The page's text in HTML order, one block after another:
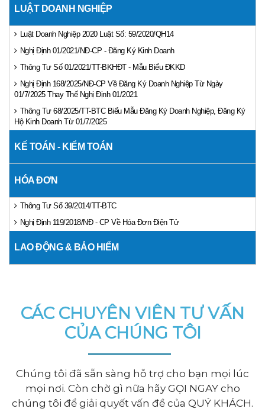
LUẬT DOANH NGHIỆP
Luật Doanh Nghiệp 2020 Luật Số: 59/2020/QH14
Nghị Định 01/2021/NĐ-CP - Đăng Ký Kinh Doanh
Thông Tư Số 01/2021/TT-BKHĐT - Mẫu Biểu ĐKKD
Nghị Định 168/2025/NĐ-CP Về Đăng Ký Doanh Nghiệp Từ Ngày
01/7/2025 Thay Thế Nghị Định 01/2021
Thông Tư 68/2025/TT-BTC Biểu Mẫu Đăng Ký Doanh Nghiệp, Đăng Ký
Hộ Kinh Doanh Từ 01/7/2025
KẾ TOÁN - KIỂM TOÁN
HÓA ĐƠN
Thông Tư Số 39/2014/TT-BTC
Nghị Định 119/2018/NĐ - CP Về Hóa Đơn Điện Tử
LAO ĐỘNG & BẢO HIỂM
CÁC CHUYÊN VIÊN TƯ VẤN
CỦA CHÚNG TÔI
Chúng tôi đã sẵn sàng hỗ trợ cho bạn mọi lúc
mọi nơi. Còn chờ gì nữa hãy GỌI NGAY cho
chúng tôi để giải quyết vấn đề của QUÝ KHÁCH.